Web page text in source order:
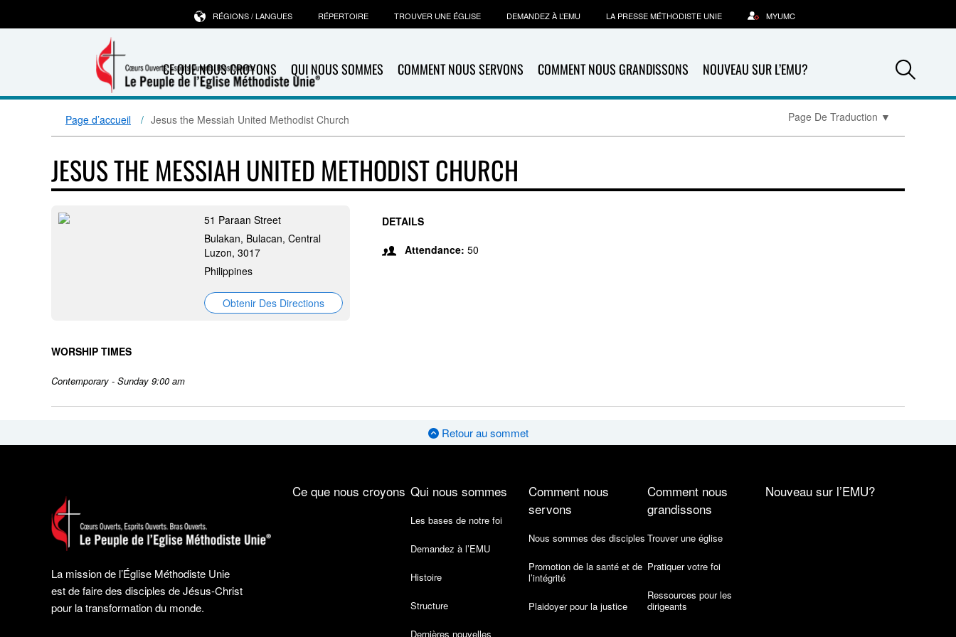
CE QUE NOUS CROYONS QUI NOUS SOMMES COMMENT NOUS SERVONS COMMENT NOUS GRANDISSONS NOUVEAU SUR L’EMU?
RÉGIONS / LANGUES RÉPERTOIRE TROUVER UNE ÉGLISE DEMANDEZ À L’EMU LA PRESSE MÉTHODISTE UNIE MYUMC
Page d’accueil Jesus the Messiah United Methodist Church Page De Traduction ▼
JESUS THE MESSIAH UNITED METHODIST CHURCH
51 Paraan Street
Bulakan, Bulacan, Central
Luzon, 3017
Philippines
Obtenir Des Directions
WORSHIP TIMES
Contemporary - Sunday 9:00 am
DETAILS
Attendance: 50
Retour au sommet
La mission de l’Église Méthodiste Unie
est de faire des disciples de Jésus-Christ
pour la transformation du monde.
Ce que nous croyons Qui nous sommes
Les bases de notre foi
Demandez à l’EMU
Histoire
Structure
Dernières nouvelles
Comment nous
servons
Nous sommes des disciples
Promotion de la santé et de
l’intégrité
Plaidoyer pour la justice
Comment nous
grandissons
Trouver une église
Pratiquer votre foi
Ressources pour les
dirigeants
Nouveau sur l’EMU?